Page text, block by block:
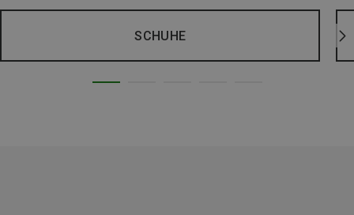
SCHUHE